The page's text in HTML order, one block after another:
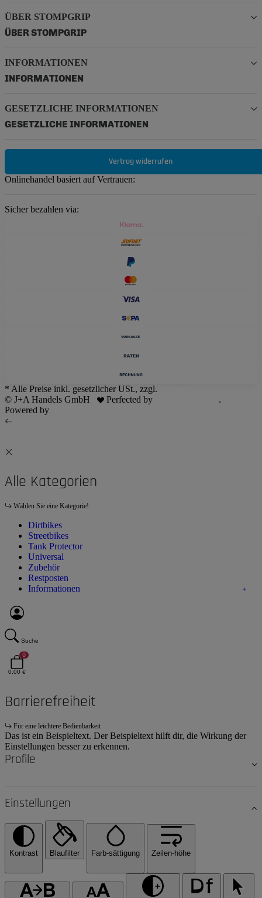
ÜBER STOMPGRIP
ÜBER STOMPGRIP
INFORMATIONEN
INFORMATIONEN
GESETZLICHE INFORMATIONEN
GESETZLICHE INFORMATIONEN
Vertrag widerrufen
Onlinehandel basiert auf Vertrauen:
Sicher bezahlen via:
* Alle Preise inkl. gesetzlicher USt., zzgl.
© J+A Handels GmbH
Perfected by
.
Powered by
Alle Kategorien
Wählen Sie eine Kategorie!
Dirtbikes
Streetbikes
Tank Protector
Universal
Zubehör
Restposten
Informationen
Suche
0
0,00 €
Barrierefreiheit
Für eine leichtere Bedienbarkeit
Das ist ein Beispieltext. Der Beispieltext hilft dir, die Wirkung der
Einstellungen besser zu erkennen.
Profile
Einstellungen
Kontrast Blaufilter Farb-sättigung Zeilen-höhe